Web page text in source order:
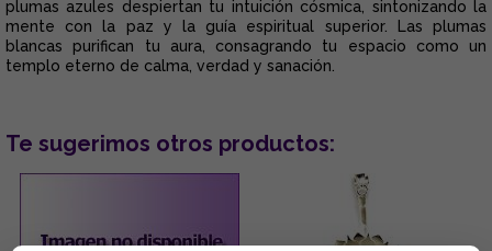
plumas azules despiertan tu intuición cósmica, sintonizando la
mente con la paz y la guía espiritual superior. Las plumas
blancas purifican tu aura, consagrando tu espacio como un
templo eterno de calma, verdad y sanación.
Te sugerimos otros productos: